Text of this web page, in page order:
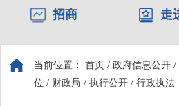
招商 走
当前位置： 首页 / 政府信息公开 /
位 / 财政局 / 执行公开 / 行政执法